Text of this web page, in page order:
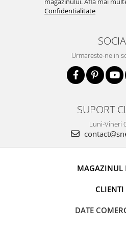
Confidentialitate
Urmareste-ne in
SUPORT
Luni-Vineri
MAGAZINUL
CLIENTI
DATE